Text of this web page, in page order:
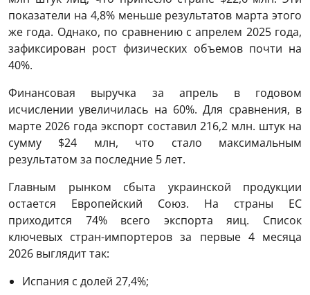
показатели на 4,8% меньше результатов марта этого
же года. Однако, по сравнению с апрелем 2025 года,
зафиксирован рост физических объемов почти на
40%.
Финансовая выручка за апрель в годовом
исчислении увеличилась на 60%. Для сравнения, в
марте 2026 года экспорт составил 216,2 млн. штук на
сумму $24 млн, что стало максимальным
результатом за последние 5 лет.
Главным рынком сбыта украинской продукции
остается Европейский Союз. На страны ЕС
приходится 74% всего экспорта яиц. Список
ключевых стран-импортеров за первые 4 месяца
2026 выглядит так:
Испания с долей 27,4%;